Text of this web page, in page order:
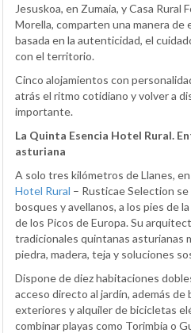
Jesuskoa, en Zumaia, y Casa Rural
Morella, comparten una manera
basada en la autenticidad, el
con el territorio.
Cinco alojamientos con
atrás el ritmo cotidiano y volver a
importante.
La Quinta Esencia Hotel Rural.
asturiana
A solo tres kilómetros de Llanes, en
Hotel Rural – Rusticae Selection
bosques y avellanos, a los pies de
de los Picos de Europa. Su
tradicionales quintanas asturianas
piedra, madera, teja y soluciones
Dispone de diez habitaciones
acceso directo al jardín, además de
exteriores y alquiler de bicicletas
combinar playas como Torimbia o